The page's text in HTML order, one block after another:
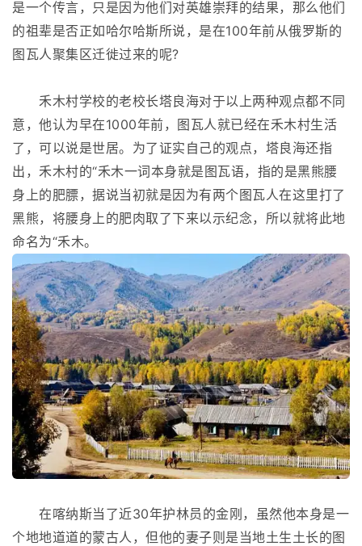
是一个传言，只是因为他们对英雄崇拜的结果，那么他们
的祖辈是否正如哈尔哈斯所说，是在100年前从俄罗斯的
图瓦人聚集区迁徙过来的呢?
禾木村学校的老校长塔良海对于以上两种观点都不同
意，他认为早在1000年前，图瓦人就已经在禾木村生活
了，可以说是世居。为了证实自己的观点，塔良海还指
出，禾木村的“禾木一词本身就是图瓦语，指的是黑熊腰
身上的肥膘，据说当初就是因为有两个图瓦人在这里打了
黑熊，将腰身上的肥肉取了下来以示纪念，所以就将此地
命名为“禾木。
在喀纳斯当了近30年护林员的金刚，虽然他本身是一
个地地道道的蒙古人，但他的妻子则是当地土生土长的图